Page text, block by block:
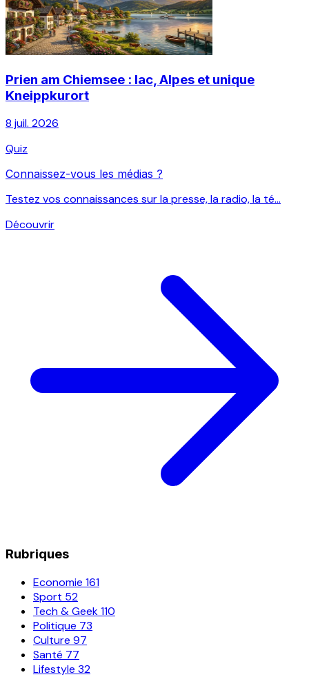
Prien am Chiemsee : lac, Alpes et unique
Kneippkurort
8 juil. 2026
Quiz
Connaissez-vous les médias ?
Testez vos connaissances sur la presse, la radio, la té...
Découvrir
Rubriques
Economie 161
Sport 52
Tech & Geek110
Politique 73
Culture 97
Santé 77
Lifestyle 32